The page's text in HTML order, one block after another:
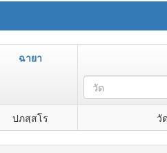
ฉายา
วัด
ปภสฺสโร วั